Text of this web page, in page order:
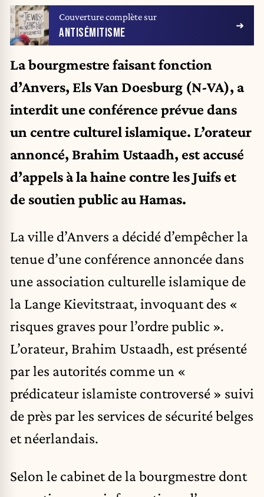
Couverture complète sur
ANTISÉMITISME
La bourgmestre faisant fonction
d’Anvers, Els Van Doesburg (N-VA), a
interdit une conférence prévue dans
un centre culturel islamique. L’orateur
annoncé, Brahim Ustaadh, est accusé
d’appels à la haine contre les Juifs et
de soutien public au Hamas.
La ville d’Anvers a décidé d’empêcher la
tenue d’une conférence annoncée dans
une association culturelle islamique de
la Lange Kievitstraat, invoquant des «
risques graves pour l’ordre public ».
L’orateur, Brahim Ustaadh, est présenté
par les autorités comme un «
prédicateur islamiste controversé » suivi
de près par les services de sécurité belges
et néerlandais.
Selon le cabinet de la bourgmestre dont